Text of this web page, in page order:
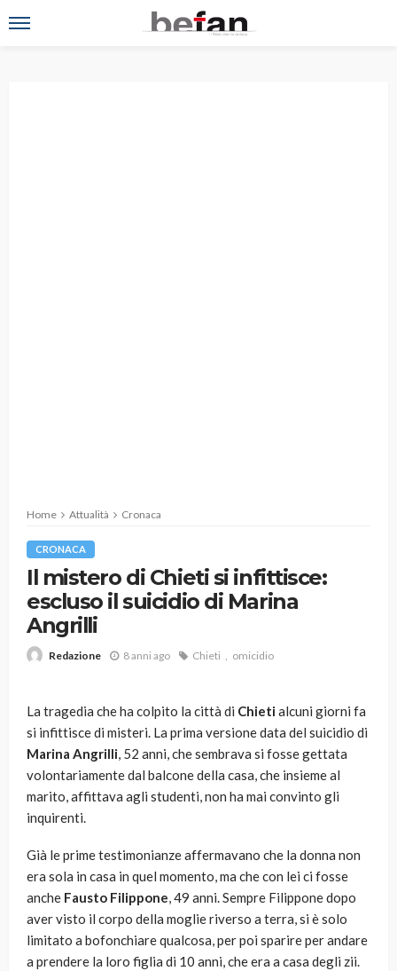
Home Attualità Cronaca
CRONACA
Il mistero di Chieti si infittisce:
escluso il suicidio di Marina
Angrilli
Redazione 8 anni ago Chieti omicidio
La tragedia che ha colpito la città di Chietialcuni giorni fa
si infittisce di misteri. La prima versione data del suicidio di
Marina Angrilli, 52 anni, che sembrava si fosse gettata
volontariamente dal balcone della casa, che insieme al
marito, affittava agli studenti, non ha mai convinto gli
inquirenti.
Già le prime testimonianze affermavano che la donna non
era sola in casa in quel momento, ma che con lei ci fosse
anche Fausto Filippone, 49 anni. Sempre Filippone dopo
aver visto il corpo della moglie riverso a terra, si è solo
limitato a bofonchiare qualcosa, per poi sparire per andare
a prendere la loro figlia di 10 anni, che era a casa degli zii.